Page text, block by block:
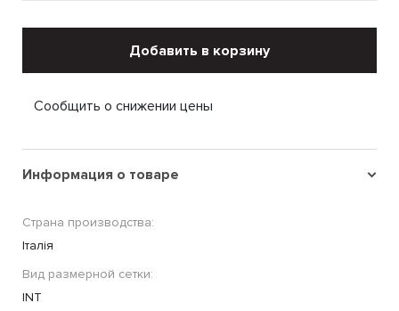
Добавить в корзину
Сообщить о снижении цены
Информация о товаре
Страна производства:
Італія
Вид размерной сетки:
INT